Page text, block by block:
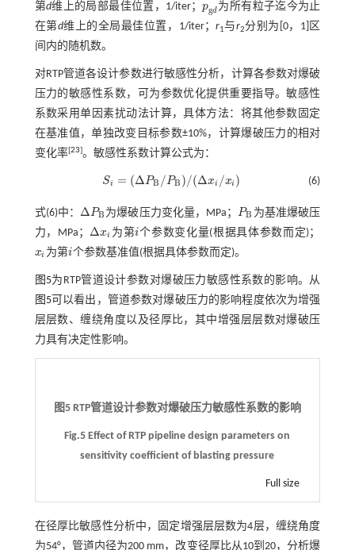
第d维上的局部最佳位置，1/iter；pgd
pgd为所有粒子迄今为止
在第d维上的全局最佳位置，1/iter； r1与r2分别为[0，1]区
间内的随机数。
对RTP管道各设计参数进行敏感性分析，计算各参数对爆破
压力的敏感性系数，可为参数优化提供重要指导。敏感性
系数采用单因素扰动法计算，具体方法：将其他参数固定
在基准值，单独改变目标参数±10%，计算爆破压力的相对
变化率[23]。敏感性系数计算公式为：
Si = (ΔPB /PB )/(Δxi /xi )
Si= (ΔP B/PB)/ (Δxi/ xi) (6)
式(6)中：ΔPB
ΔPB 为爆破压力变化量，MPa；PB
PB 为基准爆破压
力，MPa； Δxi
Δxi 为第i
i个参数变化量(根据具体参数而定)；
xi
xi 为第i
i个参数基准值(根据具体参数而定)。
图5为RTP管道设计参数对爆破压力敏感性系数的影响。从
图5可以看出，管道参数对爆破压力的影响程度依次为增强
层层数、缠绕角度以及径厚比，其中增强层层数对爆破压
力具有决定性影响。
图5 RTP管道设计参数对爆破压力敏感性系数的影响
Fig.5 Effect of RTP pipeline design parameters on
sensitivity coefficient of blasting pressure
Full size
在径厚比敏感性分析中，固定增强层层数为4层，缠绕角度
为54°，管道内径为200 mm，改变径厚比从10到20，分析爆